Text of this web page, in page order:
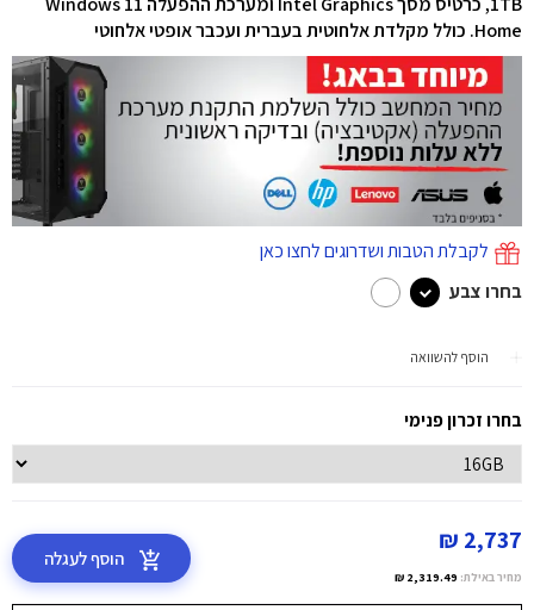
Home. כולל מקלדת אלחוטית בעברית ועכבר אופטי אלחוטי
לקבלת הטבות ושדרוגים לחצו כאן
בחרו צבע
הוסף להשוואה
בחרו זכרון פנימי
2,737 ₪
מחיר באילת: 2,319.49 ₪
הוסף לעגלה